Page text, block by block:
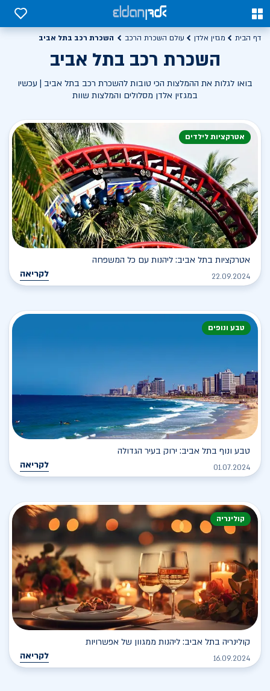
0
0
דף הבית מגזין אלדן עולם השכרת הרכב השכרת רכב בתל אביב
השכרת רכב בתל אביב
בואו לגלות את ההמלצות הכי טובות להשכרת רכב בתל אביב | עכשיו
במגזין אלדן מסלולים והמלצות שוות
אטרקציות לילדים
אטרקציות בתל אביב: ליהנות עם כל המשפחה
22.09.2024 לקריאה
טבע ונופים
טבע ונוף בתל אביב: ירוק בעיר הגדולה
01.07.2024 לקריאה
קולינריה
קולינריה בתל אביב: ליהנות ממגוון של אפשרויות
16.09.2024 לקריאה